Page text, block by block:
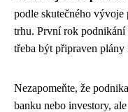
podle skutečného vývoje
trhu. První rok
třeba být připraven
Nezapomeňte, že
banku nebo investory,